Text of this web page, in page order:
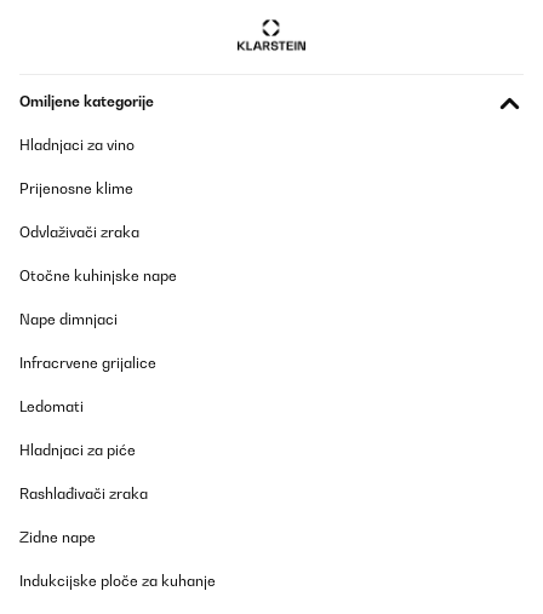
Omiljene kategorije
Hladnjaci za vino
Prijenosne klime
Odvlaživači zraka
Otočne kuhinjske nape
Nape dimnjaci
Infracrvene grijalice
Ledomati
Hladnjaci za piće
Rashlađivači zraka
Zidne nape
Indukcijske ploče za kuhanje